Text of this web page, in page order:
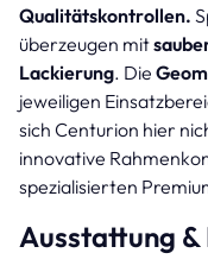
Qualitätskontrollen.
überzeugen mit
Lackierung. Die
jeweiligen
sich Centurion hier
innovative
spezialisierten
Ausstattung